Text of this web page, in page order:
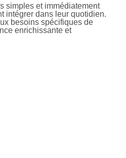
simples et immédiatement
intégrer dans leur quotidien.
besoins spécifiques de
enrichissante et